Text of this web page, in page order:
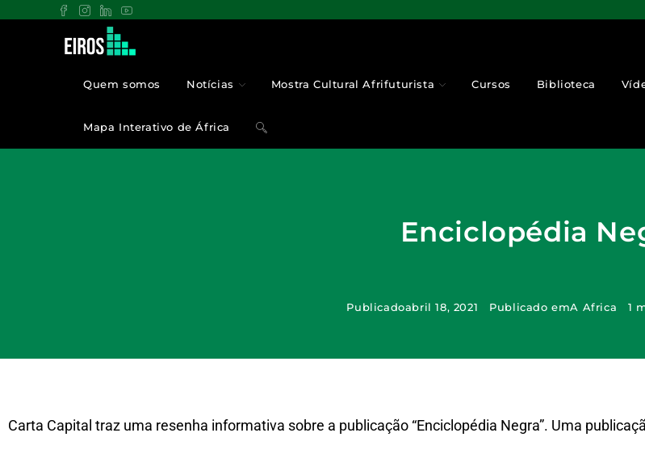
Quem somos Notícias Mostra Cultural Afrifuturista Cursos Biblioteca
Mapa Interativo de África
Enciclopédia
Publicadoabril 18, 2021 Publicado emA Africa 1
Carta Capital traz uma resenha informativa sobre a publicação “Enciclopédia Negra”. Uma